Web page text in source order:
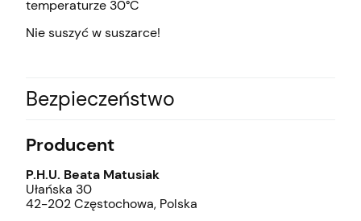
temperaturze 30°C
Nie suszyć w suszarce!
Bezpieczeństwo
Producent
P.H.U. Beata Matusiak
Ułańska 30
42-202 Częstochowa, Polska